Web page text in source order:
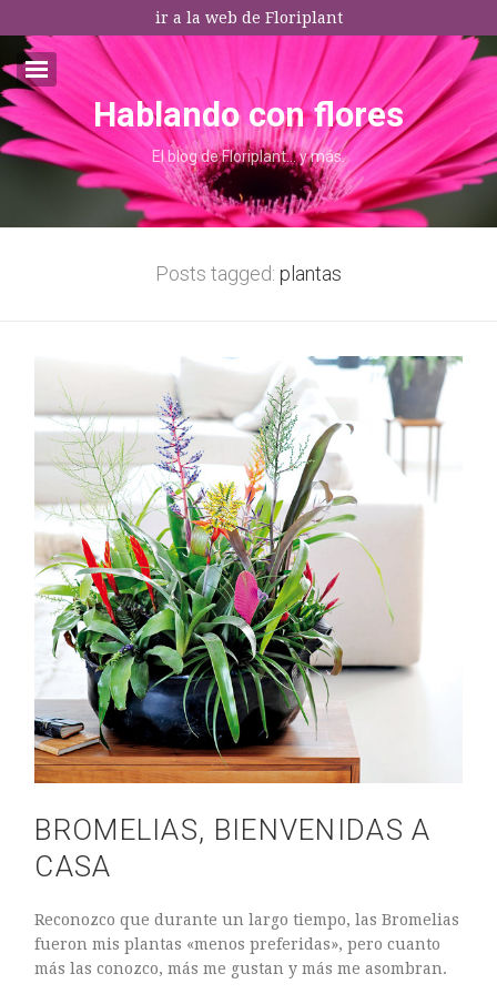
ir a la web de Floriplant
I agree terms and conditions.*
Email:*
ARTE FLORAL
BLOGS
Bodas
CULTIVOS
DECORACION
EXPOSICIONES
FLORISTERÍAS
FOTOGRAFIA
INSTAGRAM
JARDINES
LOS PINTORES Y LAS FLORES
MAESTROS FLORISTAS
PLANTAS
ramos de novia
Hablando con flores
El blog de Floriplant… y más.
Posts tagged: plantas
BROMELIAS, BIENVENIDAS A
CASA
Reconozco que durante un largo tiempo, las Bromelias
fueron mis plantas «menos preferidas», pero cuanto
más las conozco, más me gustan y más me asombran.